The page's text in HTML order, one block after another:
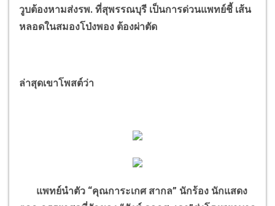
วูบต้องหามส่งรพ. ที่สุพรรณบุรี เป็นการด่วนแพทย์ชี้ เส้น
หลอดในสมองโป่งพอง ต้องผ่าตัด
ล่าสุดเขาโพสต์ว่า
แพทย์นำตัว “คุณการะเกศ สากล” นักร้อง นักแสดง